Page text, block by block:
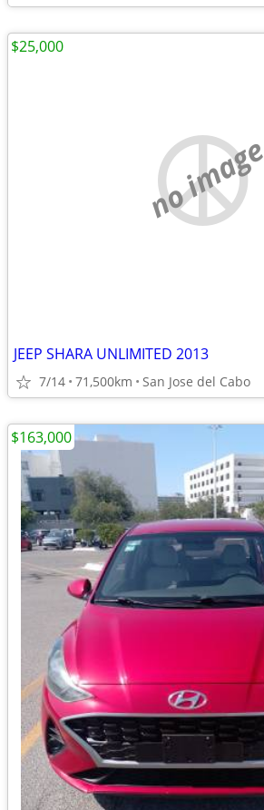
no image
JEEP SHARA UNLIMITED 2013
7/14 71,500km San Jose del Cabo
$25,000
$163,000